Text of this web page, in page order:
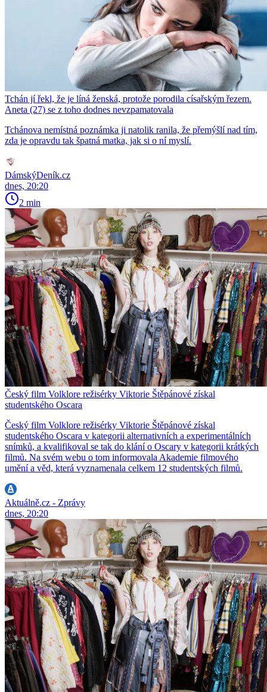
Tchán jí řekl, že je líná ženská, protože porodila císařským řezem.
Aneta (27) se z toho dodnes nevzpamatovala
Tchánova nemístná poznámka ji natolik ranila, že přemýšlí nad tím,
zda je opravdu tak špatná matka, jak si o ní myslí.
DámskýDeník.cz
dnes, 20:20
2 min
Český film Volklore režisérky Viktorie Štěpánové získal
studentského Oscara
Český film Volklore režisérky Viktorie Štěpánové získal
studentského Oscara v kategorii alternativních a experimentálních
snímků, a kvalifikoval se tak do klání o Oscary v kategorii krátkých
filmů. Na svém webu o tom informovala Akademie filmového
umění a věd, která vyznamenala celkem 12 studentských filmů.
Aktuálně.cz - Zprávy
dnes, 20:20